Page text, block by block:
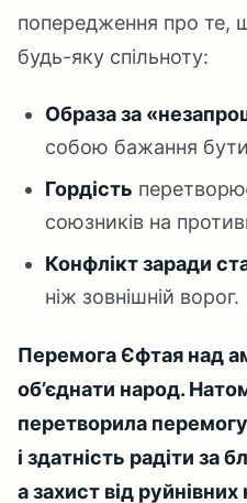
попередження про те,
будь-яку спільноту:
Образа за
собою бажання бути
Гордість
союзників на
Конфлікт заради
ніж зовнішній ворог.
Перемога Єфтая над
об’єднати народ.
перетворила
і здатність радіти за
а захист від руйнівних